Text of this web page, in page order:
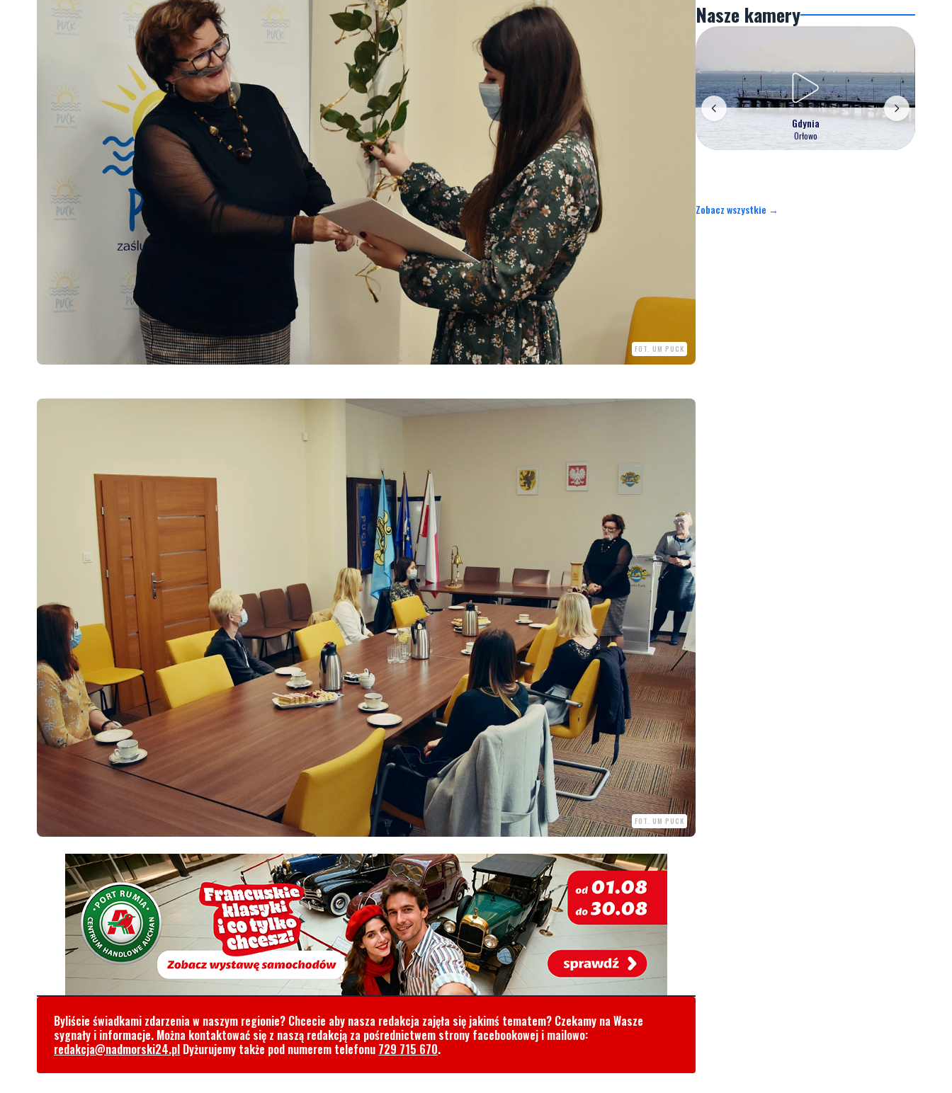
FOT. UM PUCK
FOT. UM PUCK
Byliście świadkami zdarzenia w naszym regionie? Chcecie aby nasza redakcja zajęła się jakimś tematem? Czekamy na Wasze
sygnały i informacje. Można kontaktować się z naszą redakcją za pośrednictwem strony facebookowej i mailowo:
redakcja@nadmorski24.pl Dyżurujemy także pod numerem telefonu 729 715 670.
Nasze kamery
Gdynia
Orłowo
Zobacz wszystkie →